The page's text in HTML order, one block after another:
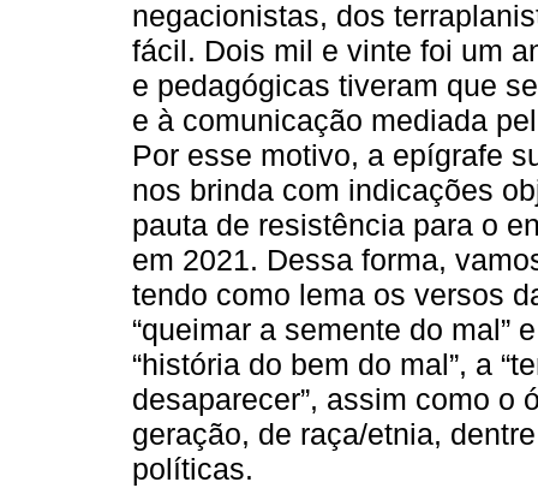
negacionistas, dos
fácil. Dois mil e vinte foi um
e pedagógicas tiveram que
e à comunicação mediada
Por esse motivo, a epígrafe
nos brinda com indicações
pauta de resistência para o
em 2021. Dessa forma,
tendo como lema os versos
“queimar a semente do mal”
“história do bem do mal”, a
desaparecer”, assim como o
geração, de raça/etnia,
políticas.